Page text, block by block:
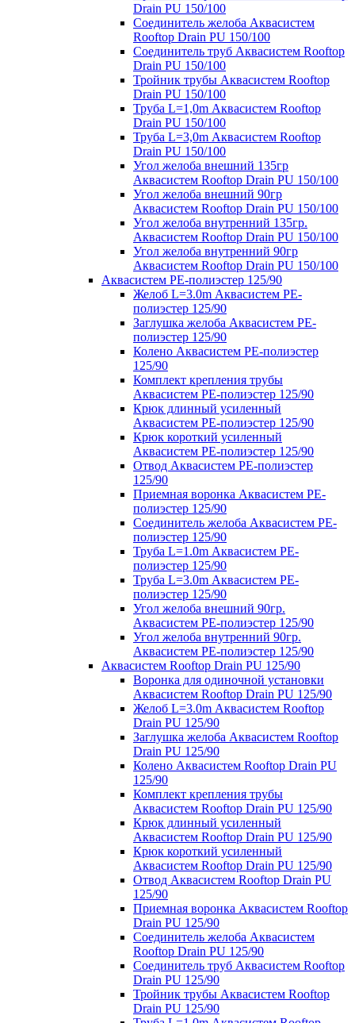
Drain PU 150/100
Соединитель желоба Аквасистем
Rooftop Drain PU 150/100
Соединитель труб Аквасистем Rooftop
Drain PU 150/100
Тройник трубы Аквасистем Rooftop
Drain PU 150/100
Труба L=1,0m Аквасистем Rooftop
Drain PU 150/100
Труба L=3,0m Аквасистем Rooftop
Drain PU 150/100
Угол желоба внешний 135гр
Аквасистем Rooftop Drain PU 150/100
Угол желоба внешний 90гр
Аквасистем Rooftop Drain PU 150/100
Угол желоба внутренний 135гр.
Аквасистем Rooftop Drain PU 150/100
Угол желоба внутренний 90гр
Аквасистем Rooftop Drain PU 150/100
Аквасистем PE-полиэстер 125/90
Желоб L=3.0m Аквасистем PE-
полиэстер 125/90
Заглушка желоба Аквасистем PE-
полиэстер 125/90
Колено Аквасистем PE-полиэстер
125/90
Комплект крепления трубы
Аквасистем PE-полиэстер 125/90
Крюк длинный усиленный
Аквасистем PE-полиэстер 125/90
Крюк короткий усиленный
Аквасистем PE-полиэстер 125/90
Отвод Аквасистем РЕ-полиэстер
125/90
Приемная воронка Аквасистем PE-
полиэстер 125/90
Соединитель желоба Аквасистем PE-
полиэстер 125/90
Труба L=1.0m Аквасистем PE-
полиэстер 125/90
Труба L=3.0m Аквасистем PE-
полиэстер 125/90
Угол желоба внешний 90гр.
Аквасистем PE-полиэстер 125/90
Угол желоба внутренний 90гр.
Аквасистем PE-полиэстер 125/90
Аквасистем Rooftop Drain PU 125/90
Воронка для одиночной установки
Аквасистем Rooftop Drain PU 125/90
Желоб L=3.0m Аквасистем Rooftop
Drain PU 125/90
Заглушка желоба Аквасистем Rooftop
Drain PU 125/90
Колено Аквасистем Rooftop Drain PU
125/90
Комплект крепления трубы
Аквасистем Rooftop Drain PU 125/90
Крюк длинный усиленный
Аквасистем Rooftop Drain PU 125/90
Крюк короткий усиленный
Аквасистем Rooftop Drain PU 125/90
Отвод Аквасистем Rooftop Drain PU
125/90
Приемная воронка Аквасистем Rooftop
Drain PU 125/90
Соединитель желоба Аквасистем
Rooftop Drain PU 125/90
Соединитель труб Аквасистем Rooftop
Drain PU 125/90
Тройник трубы Аквасистем Rooftop
Drain PU 125/90